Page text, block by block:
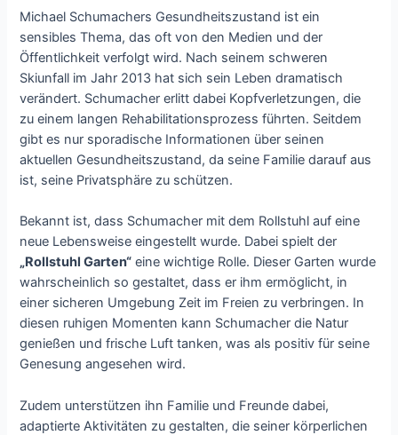
Michael Schumachers Gesundheitszustand ist ein
sensibles Thema, das oft von den Medien und der
Öffentlichkeit verfolgt wird. Nach seinem schweren
Skiunfall im Jahr 2013 hat sich sein Leben dramatisch
verändert. Schumacher erlitt dabei Kopfverletzungen, die
zu einem langen Rehabilitationsprozess führten. Seitdem
gibt es nur sporadische Informationen über seinen
aktuellen Gesundheitszustand, da seine Familie darauf aus
ist, seine Privatsphäre zu schützen.
Bekannt ist, dass Schumacher mit dem Rollstuhl auf eine
neue Lebensweise eingestellt wurde. Dabei spielt der
„Rollstuhl Garten“ eine wichtige Rolle. Dieser Garten wurde
wahrscheinlich so gestaltet, dass er ihm ermöglicht, in
einer sicheren Umgebung Zeit im Freien zu verbringen. In
diesen ruhigen Momenten kann Schumacher die Natur
genießen und frische Luft tanken, was als positiv für seine
Genesung angesehen wird.
Zudem unterstützen ihn Familie und Freunde dabei,
adaptierte Aktivitäten zu gestalten, die seiner körperlichen